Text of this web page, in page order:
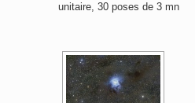
unitaire, 30 poses de 3 mn